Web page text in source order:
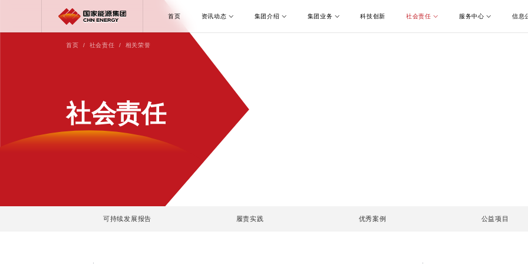
首页 资讯动态 集团介绍 集团业务 科技创新 社会责任 服务中心 信息
首页 / 社会责任 / 相关荣誉
社会责任
可持续发展报告 履责实践 优秀案例 公益项目